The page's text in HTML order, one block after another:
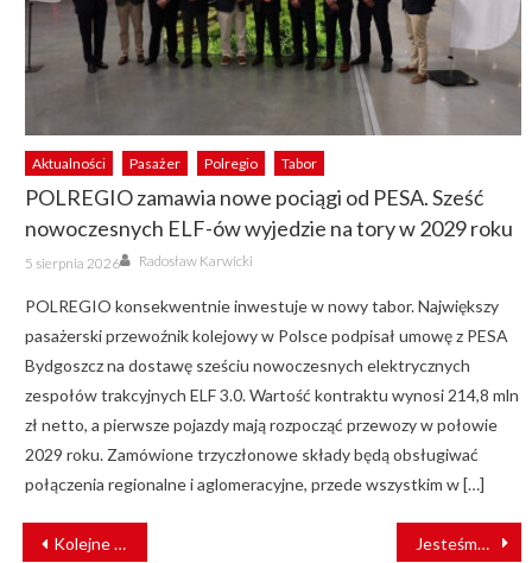
Aktualności Pasażer Polregio Tabor
POLREGIO zamawia nowe pociągi od PESA. Sześć
nowoczesnych ELF-ów wyjedzie na tory w 2029 roku
Posted
on
5 sierpnia 2026 Author
Radosław Karwicki
POLREGIO konsekwentnie inwestuje w nowy tabor. Największy
pasażerski przewoźnik kolejowy w Polsce podpisał umowę z PESA
Bydgoszcz na dostawę sześciu nowoczesnych elektrycznych
zespołów trakcyjnych ELF 3.0. Wartość kontraktu wynosi 214,8 mln
zł netto, a pierwsze pojazdy mają rozpocząć przewozy w połowie
2029 roku. Zamówione trzyczłonowe składy będą obsługiwać
połączenia regionalne i aglomeracyjne, przede wszystkim w […]
NAWIGACJA
WPISU
Kolejne inwestycje w Growagu Jesteśmy kreatywni i lubimy nowe wyzwania